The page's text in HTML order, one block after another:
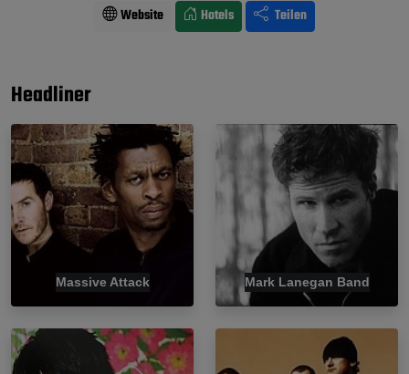
Website Hotels Teilen
Headliner
Massive Attack Mark Lanegan Band